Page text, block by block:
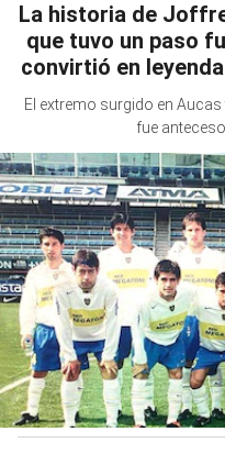
La historia de
que tuvo un paso
convirtió en
El extremo surgido en
fue